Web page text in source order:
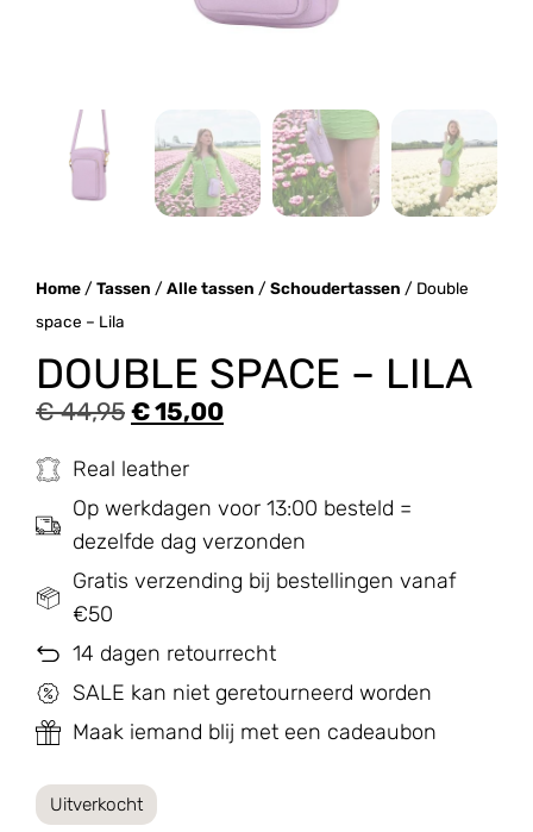
Home / Tassen / Alle tassen / Schoudertassen / Double
space – Lila
DOUBLE SPACE – LILA
€44,95 €15,00
Real leather
Op werkdagen voor 13:00 besteld =
dezelfde dag verzonden
Gratis verzending bij bestellingen vanaf
€50
14 dagen retourrecht
SALE kan niet geretourneerd worden
Maak iemand blij met een cadeaubon
Uitverkocht